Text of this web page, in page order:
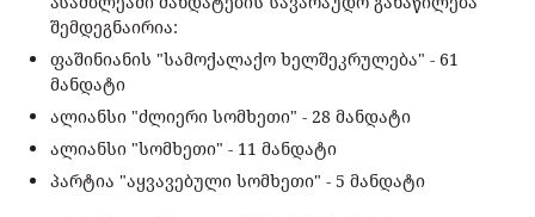
შემდეგნაირია:
ფაშინიანის "სამოქალაქო ხელშეკრულება" - 61
მანდატი
ალიანსი "ძლიერი სომხეთი" - 28 მანდატი
ალიანსი "სომხეთი" - 11 მანდატი
პარტია "აყვავებული სომხეთი" - 5 მანდატი